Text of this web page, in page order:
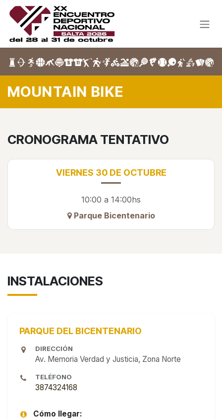
Ir al contenido
MOUNTAIN BIKE
CRONOGRAMA TENTATIVO
VIERNES 30 DE OCTUBRE
10:00 a 14:00hs
Parque Bicentenario
INSTALACIONES
PARQUE DEL BICENTENARIO
DIRECCIÓN
Av. Memoria Verdad y Justicia, Zona Norte
TELÉFONO
3874324168
Cómo llegar: